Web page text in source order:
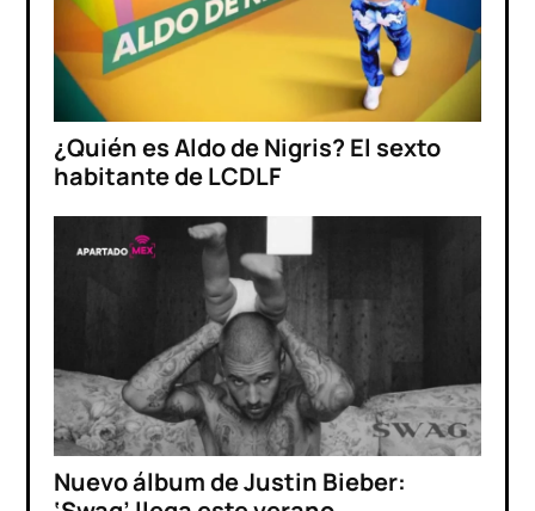
¿Quién es Aldo de Nigris? El sexto
habitante de LCDLF
Nuevo álbum de Justin Bieber: